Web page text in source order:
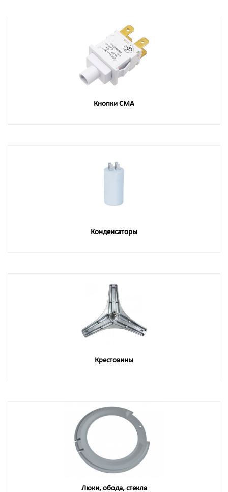
Кнопки СМА
Конденсаторы
Крестовины
Люки, обода, стекла